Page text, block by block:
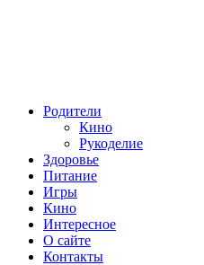
Родители
Кино
Рукоделие
Здоровье
Питание
Игры
Кино
Интересное
О сайте
Контакты